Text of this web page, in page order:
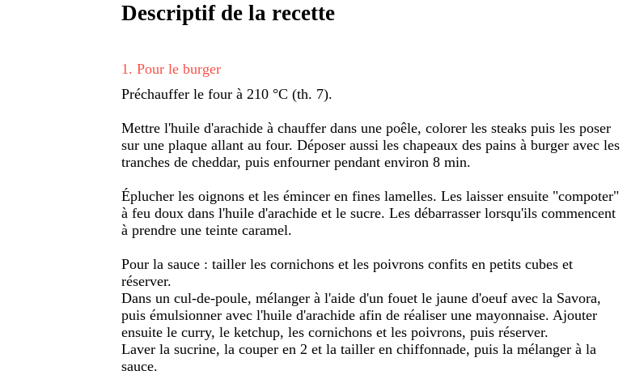
Descriptif de la recette
1 . Pour le burger
Préchauffer le four à 210 °C (th. 7).
Mettre l'huile d'arachide à chauffer dans une poêle, colorer les steaks puis les poser
sur une plaque allant au four. Déposer aussi les chapeaux des pains à burger avec les
tranches de cheddar, puis enfourner pendant environ 8 min.
Éplucher les oignons et les émincer en fines lamelles. Les laisser ensuite "compoter"
à feu doux dans l'huile d'arachide et le sucre. Les débarrasser lorsqu'ils commencent
à prendre une teinte caramel.
Pour la sauce : tailler les cornichons et les poivrons confits en petits cubes et
réserver.
Dans un cul-de-poule, mélanger à l'aide d'un fouet le jaune d'oeuf avec la Savora,
puis émulsionner avec l'huile d'arachide afin de réaliser une mayonnaise. Ajouter
ensuite le curry, le ketchup, les cornichons et les poivrons, puis réserver.
Laver la sucrine, la couper en 2 et la tailler en chiffonnade, puis la mélanger à la
sauce.